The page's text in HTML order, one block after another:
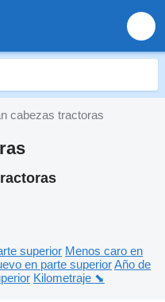
cabezas tractoras
superior Menos caro en
en parte superiorAño de
Kilometraje ⬊